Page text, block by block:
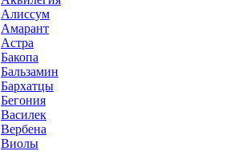
Алиссум
Амарант
Астра
Бакопа
Бальзамин
Бархатцы
Бегония
Василек
Вербена
Виолы